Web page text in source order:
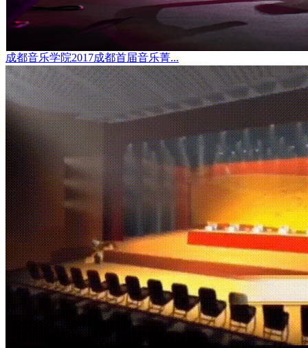
成都音乐学院2017成都首届音乐菁...